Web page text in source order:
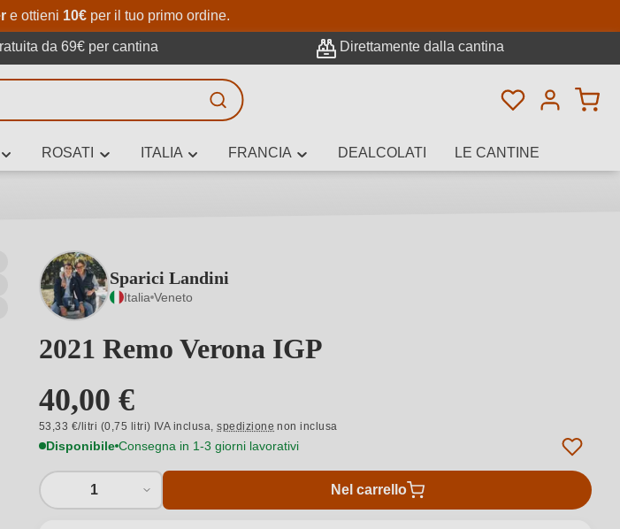
Passa al contenuto principale
Salta alla ricerca
Passa alla navigazione principale
e ottieni 10€ per il tuo primo ordine.
da 69€ per cantina Direttamente dalla cantina
Hai 0 articoli
ROSATI ITALIA FRANCIA DEALCOLATI LE CANTINE
Sparici Landini
Italia Veneto
2021 Remo Verona IGP
40,00 €
53,33 €/litri (0,75 litri) IVA inclusa,spedizione non inclusa
Disponibile Consegna in 1-3 giorni lavorativi
1 Nel carrello
Ricerca avanzata
nome del vino, vitigno, regione, cantina o
altri criteri.